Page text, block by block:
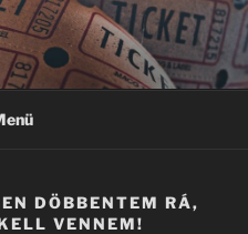
DÖBBENTEM RÁ,
VENNEM!